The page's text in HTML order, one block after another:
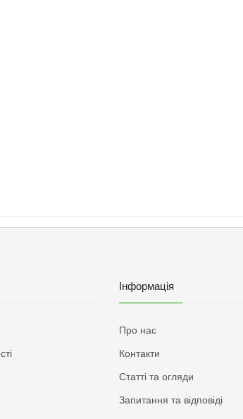
Інформація
Про нас
Контакти
Статті та огляди
Запитання та відповіді